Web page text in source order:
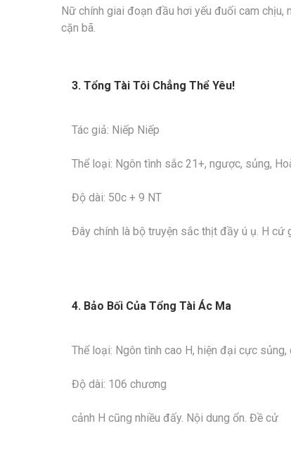
Nữ chính giai đoạn đầu hơi yếu đuối cam
cặn bã.
3. Tổng Tài Tôi Chẳng Thể Yêu!
Tác giả: Niếp Niếp
Thể loại: Ngôn tình sắc 21+, ngược, sủng,
Độ dài: 50c + 9 NT
Đây chính là bộ truyện sắc thịt đầy ú ụ. H cứ
4. Bảo Bối Của Tổng Tài Ác Ma
Thể loại: Ngôn tình cao H, hiện đại cực sủng,
Độ dài: 106 chương
cảnh H cũng nhiều đấy. Nội dung ổn. Đề cử